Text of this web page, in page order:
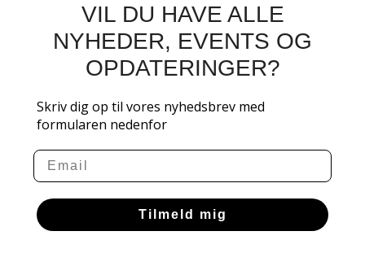
VIL DU HAVE ALLE
NYHEDER, EVENTS OG
OPDATERINGER?
Skriv dig op til vores nyhedsbrev med
formularen nedenfor
Email
Tilmeld mig